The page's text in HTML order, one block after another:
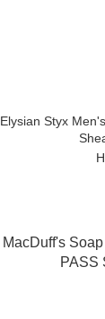
Elysian Styx